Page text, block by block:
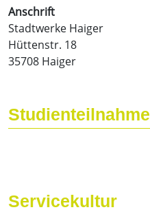
Anschrift
Stadtwerke Haiger
Hüttenstr. 18
35708 Haiger
Studienteilnahme
Servicekultur